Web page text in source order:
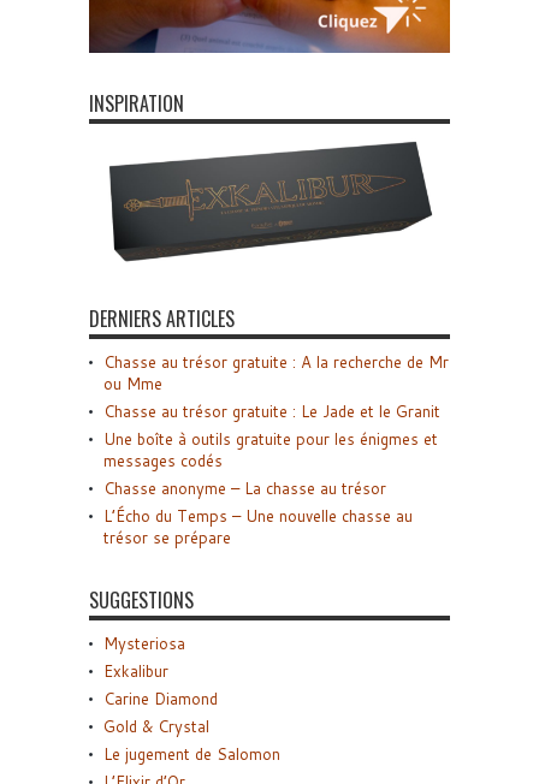
INSPIRATION
DERNIERS ARTICLES
Chasse au trésor gratuite : A la recherche de Mr
ou Mme
Chasse au trésor gratuite : Le Jade et le Granit
Une boîte à outils gratuite pour les énigmes et
messages codés
Chasse anonyme – La chasse au trésor
L’Écho du Temps – Une nouvelle chasse au
trésor se prépare
SUGGESTIONS
Mysteriosa
Exkalibur
Carine Diamond
Gold & Crystal
Le jugement de Salomon